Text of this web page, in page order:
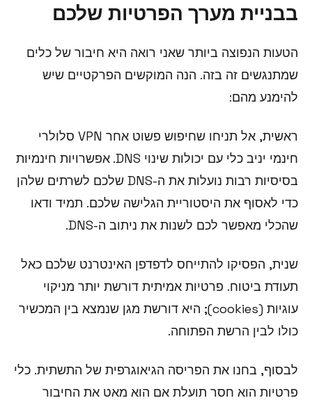
בבניית מערך הפרטיות שלכם
הטעות הנפוצה ביותר שאני רואה היא חיבור של כלים
שמתנגשים זה בזה. הנה המוקשים הפרקטיים שיש
להימנע מהם:
ראשית, אל תניחו שחיפוש פשוט אחר VPN סלולרי
חינמי יניב כלי עם יכולות שינוי DNS. אפשרויות חינמיות
בסיסיות רבות נועלות את ה-DNS שלכם לשרתים שלהן
כדי לאסוף את היסטוריית הגלישה שלכם. תמיד ודאו
שהכלי מאפשר לכם לשנות את ניתוב ה-DNS.
שנית, הפסיקו להתייחס לדפדפן האינטרנט שלכם כאל
תעודת ביטוח. פרטיות אמיתית דורשת יותר מניקוי
עוגיות (cookies); היא דורשת מגן שנמצא בין המכשיר
כולו לבין הרשת הפתוחה.
לבסוף, בחנו את הפריסה הגיאוגרפית של התשתית. כלי
פרטיות הוא חסר תועלת אם הוא מאט את החיבור